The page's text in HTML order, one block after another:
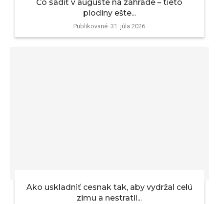
Čo sadiť v auguste na záhrade – tieto
plodiny ešte...
Publikované: 31. júla 2026
Ako uskladniť cesnak tak, aby vydržal celú
zimu a nestratil...